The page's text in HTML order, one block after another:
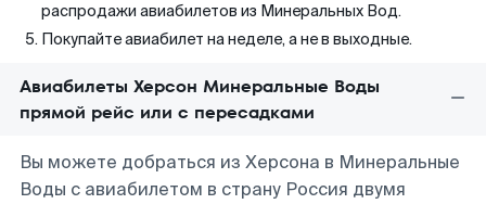
распродажи авиабилетов из Минеральных Вод.
Покупайте авиабилет на неделе, а не в выходные.
Авиабилеты Херсон Минеральные Воды
прямой рейс или с пересадками
Вы можете добраться из Херсона в Минеральные
Воды с авиабилетом в страну Россия двумя